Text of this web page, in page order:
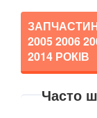
X1 II F48
X2 F39
X3 I E83
X3 II F25
2005 2006
2014 РОКІВ
Часто